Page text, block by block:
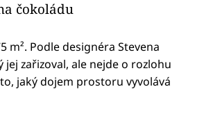
čokoládu
m². Podle designéra Stevena
jej zařizoval, ale nejde o rozlohu
jaký dojem prostoru vyvolává